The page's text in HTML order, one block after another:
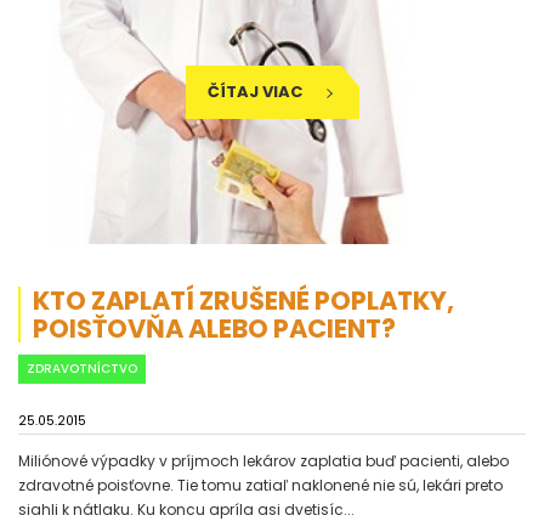
ČÍTAJ VIAC
KTO ZAPLATÍ ZRUŠENÉ POPLATKY,
POISŤOVŇA ALEBO PACIENT?
ZDRAVOTNÍCTVO
25.05.2015
Miliónové výpadky v príjmoch lekárov zaplatia buď pacienti, alebo
zdravotné poisťovne. Tie tomu zatiaľ naklonené nie sú, lekári preto
siahli k nátlaku. Ku koncu apríla asi dvetisíc...